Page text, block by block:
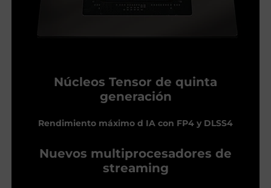
Núcleos Tensor de quinta
generación
Rendimiento máximo d IA con FP4 y DLSS4
Nuevos multiprocesadores de
streaming